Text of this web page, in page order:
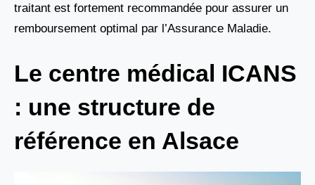
traitant est fortement recommandée pour assurer un
remboursement optimal par l’Assurance Maladie.
Le centre médical ICANS
: une structure de
référence en Alsace